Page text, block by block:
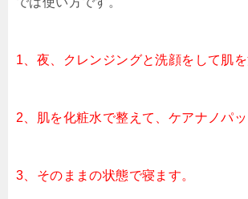
1、夜、クレンジングと洗顔をして肌を
2、肌を化粧水で整えて、ケアナノパッ
3、そのままの状態で寝ます。